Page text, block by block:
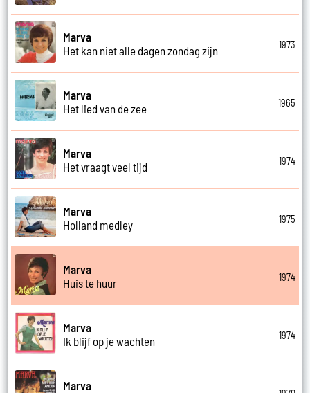
Marva
Het kan niet alle dagen zondag zijn
1973
Marva
Het lied van de zee
1965
Marva
Het vraagt veel tijd
1974
Marva
Holland medley
1975
Marva
Huis te huur
1974
Marva
Ik blijf op je wachten
1974
Marva